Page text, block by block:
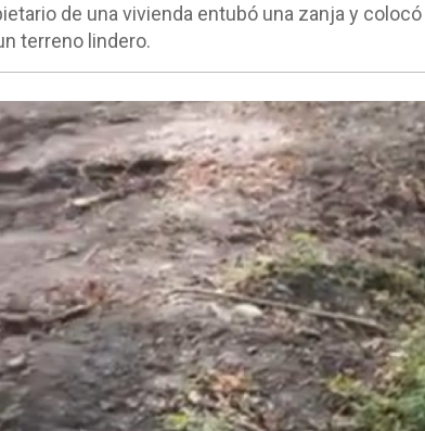
de una vivienda entubó una zanja y
terreno lindero.